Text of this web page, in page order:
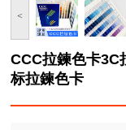
<
CCC拉鍊色卡3C
标拉鍊色卡